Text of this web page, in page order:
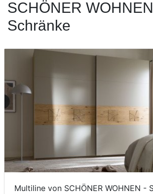
SCHÖNER WOHNEN
Schränke
Multiline von SCHÖNER WOHNEN -
Möbel-
Konfigurator
0%
Markenwelt
Letz-